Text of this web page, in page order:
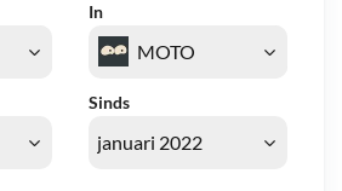
In
Sinds